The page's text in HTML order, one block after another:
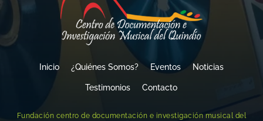
Inicio ¿Quiénes Somos? Eventos Noticias
Testimonios Contacto
Fundación centro de documentación e investigación musical del